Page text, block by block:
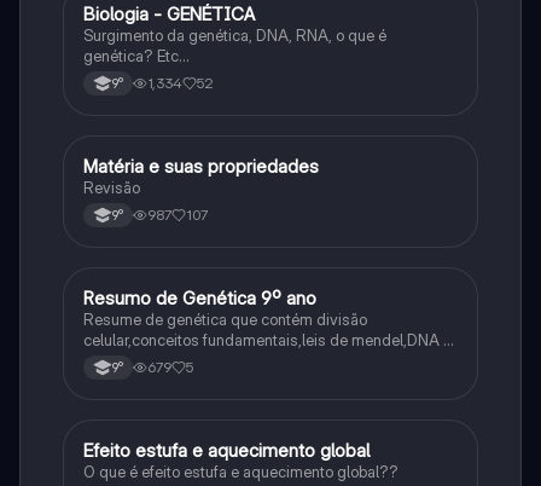
Ciência
Biologia - GENÉTICA
Surgimento da genética, DNA, RNA, o que é
genética? Etc…
9° 1,334 52
Ciência
Matéria e suas propriedades
Revisão
9° 987 107
Ciência
Resumo de Genética 9º ano
Resume de genética que contém divisão
celular,conceitos fundamentais,leis de mendel,DNA e
RNA9° 679 5
Ciência
Efeito estufa e aquecimento global
O que é efeito estufa e aquecimento global??